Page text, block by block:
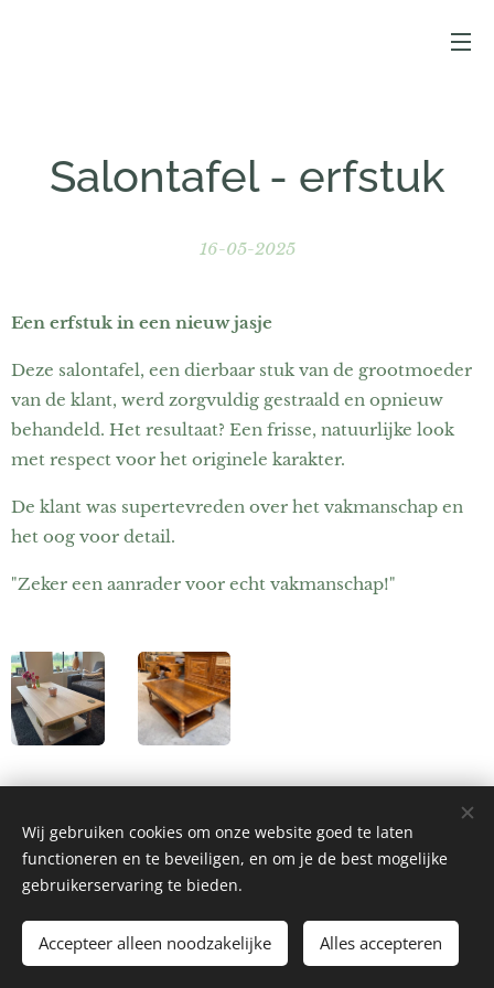
Salontafel - erfstuk
16-05-2025
Een erfstuk in een nieuw jasje
Deze salontafel, een dierbaar stuk van de grootmoeder
van de klant, werd zorgvuldig gestraald en opnieuw
behandeld. Het resultaat? Een frisse, natuurlijke look
met respect voor het originele karakter.
De klant was supertevreden over het vakmanschap en
het oog voor detail.
"Zeker een aanrader voor echt vakmanschap!"
Cookies
Wij gebruiken cookies om onze website goed te laten
functioneren en te beveiligen, en om je de best mogelijke
gebruikerservaring te bieden.
Accepteer alleen noodzakelijke Alles accepteren